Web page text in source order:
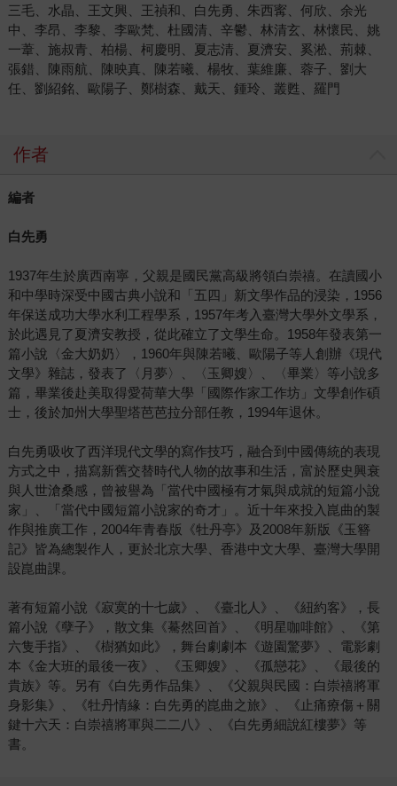
三毛、水晶、王文興、王禎和、白先勇、朱西寗、何欣、余光
中、李昂、李黎、李歐梵、杜國清、辛鬱、林清玄、林懷民、姚
一葦、施叔青、柏楊、柯慶明、夏志清、夏濟安、奚淞、荊棘、
張錯、陳雨航、陳映真、陳若曦、楊牧、葉維廉、蓉子、劉大
任、劉紹銘、歐陽子、鄭樹森、戴天、鍾玲、叢甦、羅門
作者
編者
白先勇
1937年生於廣西南寧，父親是國民黨高級將領白崇禧。在讀國小
和中學時深受中國古典小說和「五四」新文學作品的浸染，1956
年保送成功大學水利工程學系，1957年考入臺灣大學外文學系，
於此遇見了夏濟安教授，從此確立了文學生命。1958年發表第一
篇小說〈金大奶奶〉，1960年與陳若曦、歐陽子等人創辦《現代
文學》雜誌，發表了〈月夢〉、〈玉卿嫂〉、〈畢業〉等小說多
篇，畢業後赴美取得愛荷華大學「國際作家工作坊」文學創作碩
士，後於加州大學聖塔芭芭拉分部任教，1994年退休。
白先勇吸收了西洋現代文學的寫作技巧，融合到中國傳統的表現
方式之中，描寫新舊交替時代人物的故事和生活，富於歷史興衰
與人世滄桑感，曾被譽為「當代中國極有才氣與成就的短篇小說
家」、「當代中國短篇小說家的奇才」。近十年來投入崑曲的製
作與推廣工作，2004年青春版《牡丹亭》及2008年新版《玉簪
記》皆為總製作人，更於北京大學、香港中文大學、臺灣大學開
設崑曲課。
著有短篇小說《寂寞的十七歲》、《臺北人》、《紐約客》，長
篇小說《孽子》，散文集《驀然回首》、《明星咖啡館》、《第
六隻手指》、《樹猶如此》，舞台劇劇本《遊園驚夢》、電影劇
本《金大班的最後一夜》、《玉卿嫂》、《孤戀花》、《最後的
貴族》等。另有《白先勇作品集》、《父親與民國：白崇禧將軍
身影集》、《牡丹情緣：白先勇的崑曲之旅》、《止痛療傷＋關
鍵十六天：白崇禧將軍與二二八》、《白先勇細說紅樓夢》等
書。